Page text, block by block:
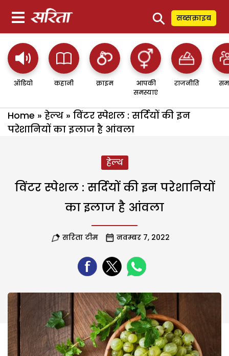
⚲ सब्सक्राइब
ऑडियो कहानी क्राइम
आपकी
समस्याएं
राजनीति
Home » हेल्थ » विंटर स्पेशल : सर्दियों की इन
परेशानियों का इलाज है आंवला
हेल्थ
विंटर स्पेशल : सर्दियों की इन परेशानियों
का इलाज है आंवला
सरिता टीम नवम्बर 7, 2022